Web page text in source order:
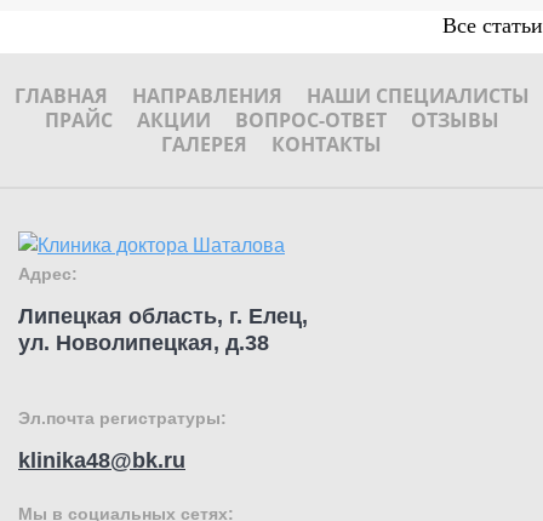
Все статьи
ГЛАВНАЯ НАПРАВЛЕНИЯ
НАШИ СПЕЦИАЛИСТЫ
ПРАЙС
АКЦИИ ВОПРОС-ОТВЕТ
ОТЗЫВЫ
ГАЛЕРЕЯ
КОНТАКТЫ
Адрес:
Липецкая область, г. Елец,
ул. Новолипецкая, д.38
Эл.почта регистратуры:
klinika48@bk.ru
Мы в социальных сетях: